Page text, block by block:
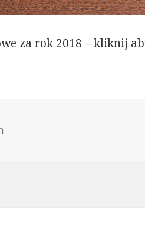
za rok 2018 – kliknij